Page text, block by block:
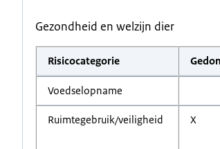
Gezondheid en welzijn dier
Risicocategorie
Voedselopname
Ruimtegebruik/veiligheid X